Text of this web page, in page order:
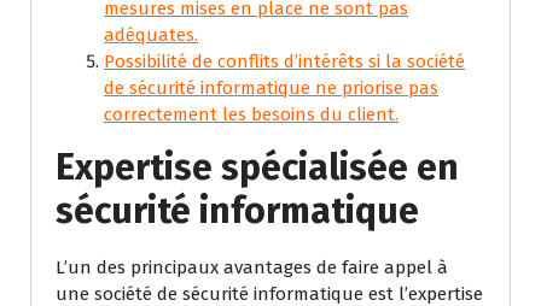
mesures mises en place ne sont pas
adéquates.
Possibilité de conflits d’intérêts si la société
de sécurité informatique ne priorise pas
correctement les besoins du client.
Expertise spécialisée en
sécurité informatique
L’un des principaux avantages de faire appel à
une société de sécurité informatique est l’expertise